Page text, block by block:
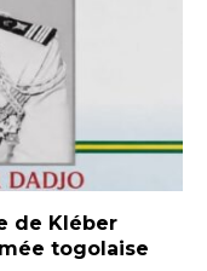
de Kléber
togolaise